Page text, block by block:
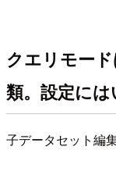
クエリモー
類。設定には
子データセット編